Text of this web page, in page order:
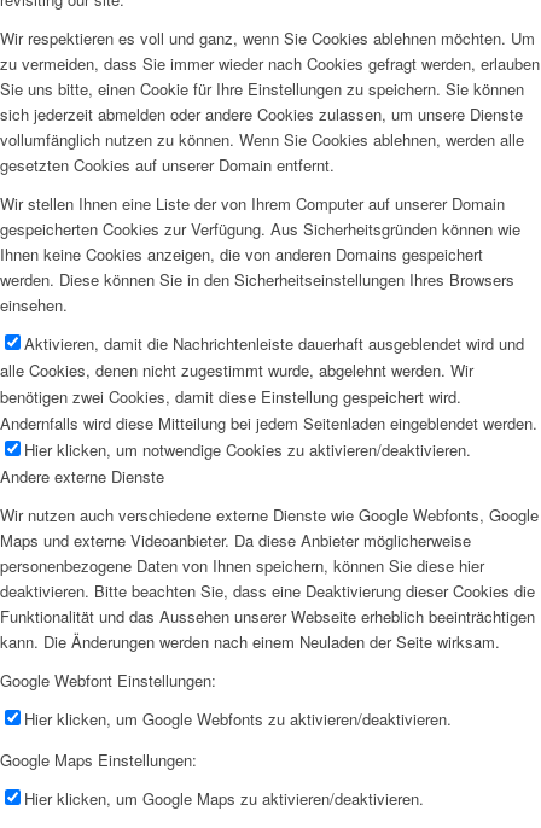
Wir respektieren es voll und ganz, wenn Sie Cookies ablehnen möchten. Um
zu vermeiden, dass Sie immer wieder nach Cookies gefragt werden, erlauben
Sie uns bitte, einen Cookie für Ihre Einstellungen zu speichern. Sie können
sich jederzeit abmelden oder andere Cookies zulassen, um unsere Dienste
vollumfänglich nutzen zu können. Wenn Sie Cookies ablehnen, werden alle
gesetzten Cookies auf unserer Domain entfernt.
Wir stellen Ihnen eine Liste der von Ihrem Computer auf unserer Domain
gespeicherten Cookies zur Verfügung. Aus Sicherheitsgründen können wie
Ihnen keine Cookies anzeigen, die von anderen Domains gespeichert
werden. Diese können Sie in den Sicherheitseinstellungen Ihres Browsers
einsehen.
Aktivieren, damit die Nachrichtenleiste dauerhaft ausgeblendet wird und
alle Cookies, denen nicht zugestimmt wurde, abgelehnt werden. Wir
benötigen zwei Cookies, damit diese Einstellung gespeichert wird.
Andernfalls wird diese Mitteilung bei jedem Seitenladen eingeblendet werden.
Hier klicken, um notwendige Cookies zu aktivieren/deaktivieren.
Andere externe Dienste
Wir nutzen auch verschiedene externe Dienste wie Google Webfonts, Google
Maps und externe Videoanbieter. Da diese Anbieter möglicherweise
personenbezogene Daten von Ihnen speichern, können Sie diese hier
deaktivieren. Bitte beachten Sie, dass eine Deaktivierung dieser Cookies die
Funktionalität und das Aussehen unserer Webseite erheblich beeinträchtigen
kann. Die Änderungen werden nach einem Neuladen der Seite wirksam.
Google Webfont Einstellungen:
Hier klicken, um Google Webfonts zu aktivieren/deaktivieren.
Google Maps Einstellungen:
Hier klicken, um Google Maps zu aktivieren/deaktivieren.